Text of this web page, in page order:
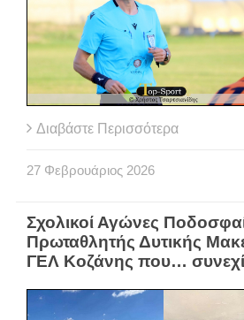
Διαβάστε Περισσότερα
27 Φεβρουάριος 2026
Σχολικοί Αγώνες
Πρωταθλητής Δυτικής
ΓΕΛ Κοζάνης που…